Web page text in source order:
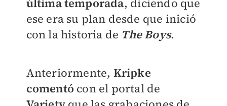
última temporada, diciendo que
ese era su plan desde que inició
con la historia de The Boys.
Anteriormente, Kripke
comentó con el portal de